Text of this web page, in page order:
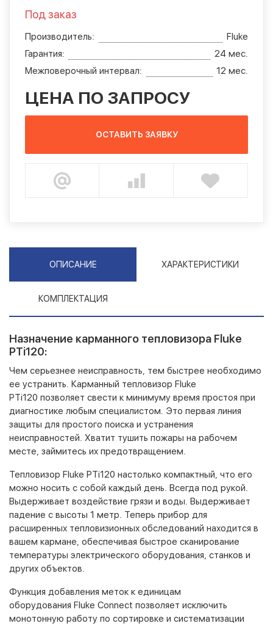
Под заказ
Производитель:
Fluke
Гарантия:
24 мес.
Межповерочный интервал:
12 мес.
ЦЕНА ПО ЗАПРОСУ
ОСТАВИТЬ ЗАЯВКУ
ОПИСАНИЕ ХАРАКТЕРИСТИКИ
КОМПЛЕКТАЦИЯ
Назначение карманного тепловизора Fluke
PTi120:
Чем серьезнее неисправность, тем быстрее необходимо
ее устранить. Карманный тепловизор Fluke
PTi120 позволяет свести к минимуму время простоя при
диагностике любым специалистом. Это первая линия
защиты для простого поиска и устранения
неисправностей. Хватит тушить пожары на рабочем
месте, займитесь их предотвращением.
Тепловизор Fluke PTi120 настолько компактный, что его
можно носить с собой каждый день. Всегда под рукой.
Выдерживает воздействие грязи и воды. Выдерживает
падение с высоты 1 метр. Теперь прибор для
расширенных тепловизионных обследований находится в
вашем кармане, обеспечивая быстрое сканирование
температуры электрического оборудования, станков и
других объектов.
Функция добавления меток к единицам
оборудования Fluke Connect позволяет исключить
монотонную работу по сортировке и систематизации